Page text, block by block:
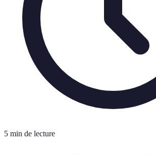
5 min de lecture